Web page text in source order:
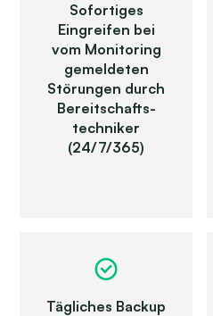
Sofortiges
Eingreifen bei
vom Monitoring
gemeldeten
Störungen durch
Bereit­schafts­
techniker
(24/7/365)
Tägliches Backup